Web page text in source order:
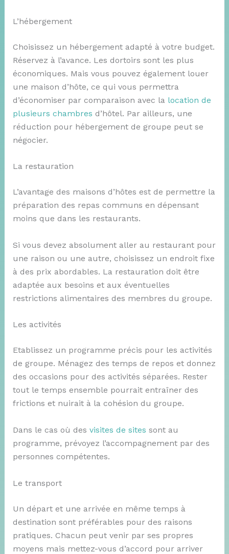
L’hébergement
Choisissez un hébergement adapté à votre budget.
Réservez à l’avance. Les dortoirs sont les plus
économiques. Mais vous pouvez également louer
une maison d’hôte, ce qui vous permettra
d’économiser par comparaison avec la location de
plusieurs chambres d’hôtel. Par ailleurs, une
réduction pour hébergement de groupe peut se
négocier.
La restauration
L’avantage des maisons d’hôtes est de permettre la
préparation des repas communs en dépensant
moins que dans les restaurants.
Si vous devez absolument aller au restaurant pour
une raison ou une autre, choisissez un endroit fixe
à des prix abordables. La restauration doit être
adaptée aux besoins et aux éventuelles
restrictions alimentaires des membres du groupe.
Les activités
Etablissez un programme précis pour les activités
de groupe. Ménagez des temps de repos et donnez
des occasions pour des activités séparées. Rester
tout le temps ensemble pourrait entraîner des
frictions et nuirait à la cohésion du groupe.
Dans le cas où des visites de sites sont au
programme, prévoyez l’accompagnement par des
personnes compétentes.
Le transport
Un départ et une arrivée en même temps à
destination sont préférables pour des raisons
pratiques. Chacun peut venir par ses propres
moyens mais mettez-vous d’accord pour arriver